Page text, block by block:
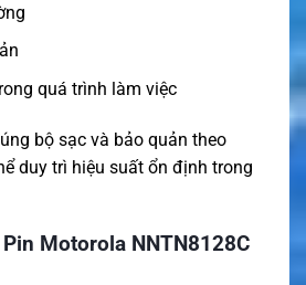
quá trình làm việc
bộ sạc và bảo quản theo
duy trì hiệu suất ổn định trong
Motorola NNTN8128C